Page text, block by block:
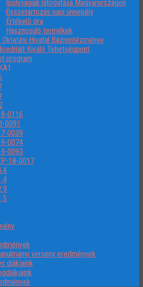
Ipolyságiak látogatása Magyarországon
Összetartozás napi ünnepély
Értékelő óra
Hasznosuló termékek
Oktatási Hivatal Bázisintézménye
Kiváló Tehetségpont
program
0116
0091
0039
0074
0093
18-0017
verseny eredmények
diákjaink